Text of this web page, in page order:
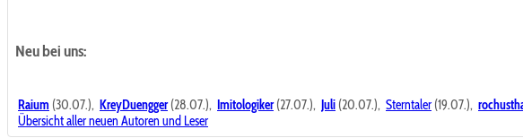
Neu bei uns:
Raium (30.07.), KreyDuengger(28.07.), Imitologiker(27.07.), Juli (20.07.), Sterntaler (19.07.),
Übersicht aller neuen Autoren und Leser